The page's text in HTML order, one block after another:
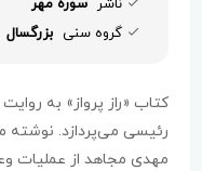
ناشر سوره مهر
گروه سنی بزرگسال
رئیسی می‌پردازد.